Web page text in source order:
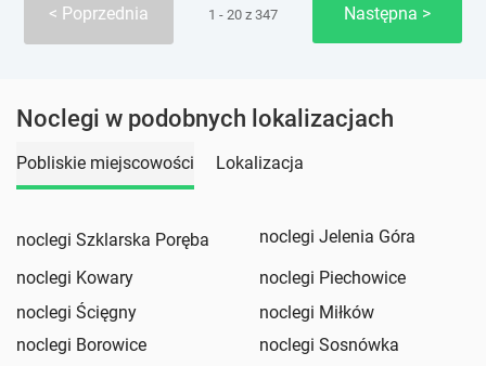
Poprzednia 1 - 20 z 347 Następna
Noclegi w podobnych lokalizacjach
Pobliskie miejscowości Lokalizacja
noclegi Szklarska Poręba
noclegi Jelenia Góra
noclegi Kowary
noclegi Piechowice
noclegi Ścięgny
noclegi Miłków
noclegi Borowice
noclegi Sosnówka